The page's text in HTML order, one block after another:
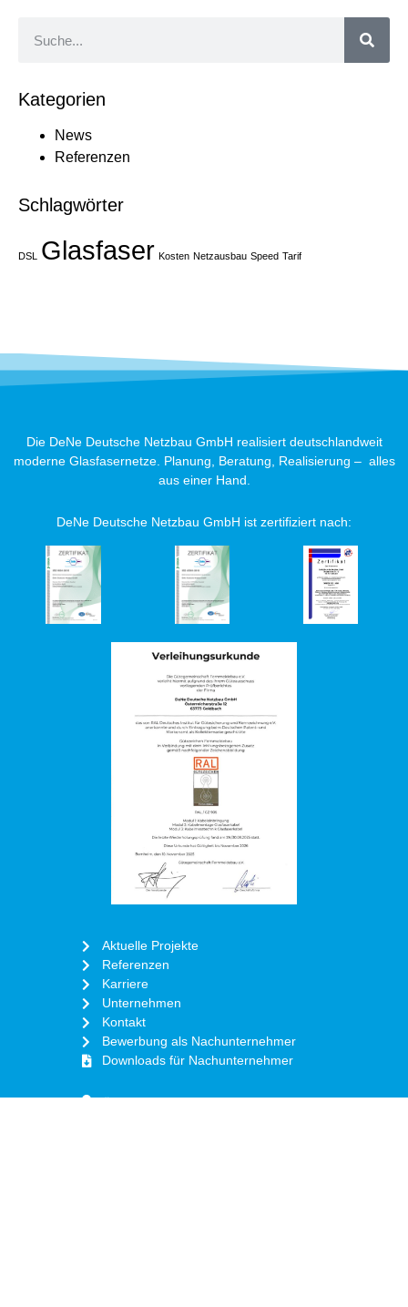
Kategorien
News
Referenzen
Schlagwörter
DSL Glasfaser Kosten Netzausbau Speed Tarif
Die DeNe Deutsche Netzbau GmbH realisiert deutschlandweit
moderne Glasfasernetze. Planung, Beratung, Realisierung – alles
aus einer Hand.
DeNe Deutsche Netzbau GmbH ist zertifiziert nach:
Aktuelle Projekte
Referenzen
Karriere
Unternehmen
Kontakt
Bewerbung als Nachunternehmer
Downloads für Nachunternehmer